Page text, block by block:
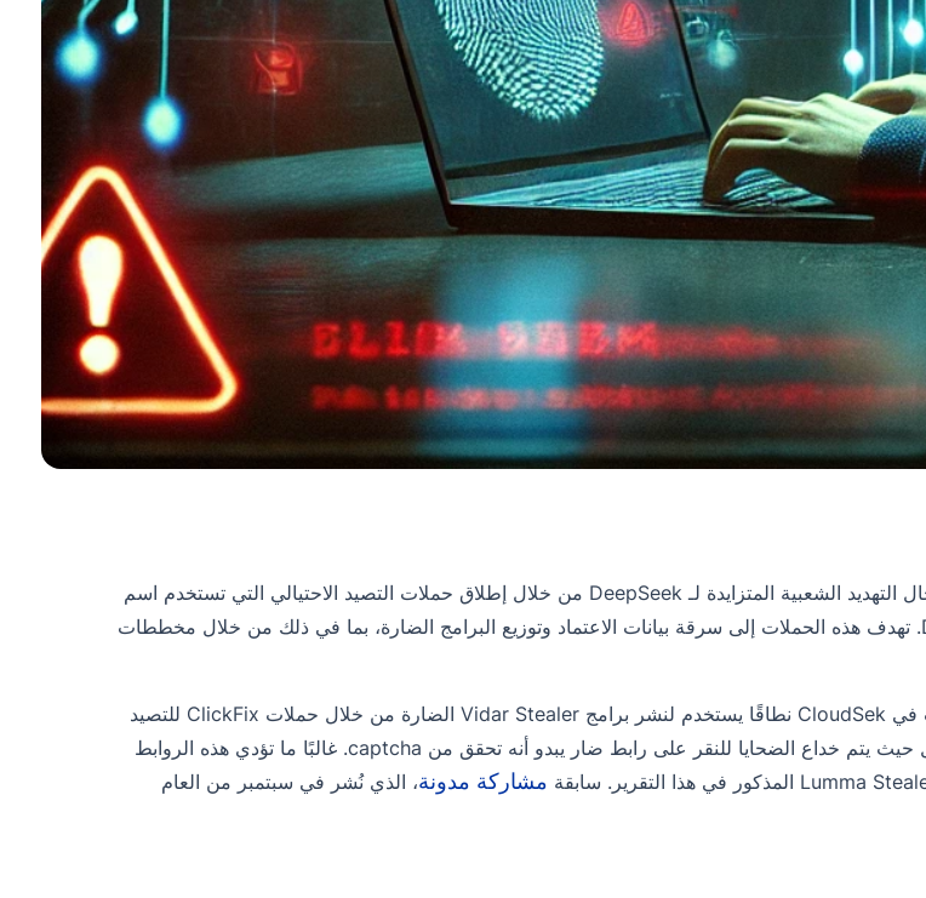
تستغل الجهات الفاعلة في مجال التهديد الشعبية المتزايدة لـ DeepSeek من خلال إطلاق حملات التصيد الاحتيالي التي تستخدم اسم
العلامة التجارية لـ DeepSeek. تهدف هذه الحملات إلى سرقة بيانات الاعتماد وتوزيع البرامج الضارة، بما في ذلك من خلال مخططات
اكتشف فريق أبحاث التهديدات في CloudSek نطاقًا يستخدم لنشر برامج Vidar Stealer الضارة من خلال حملات ClickFix للتصيد
الاحتيالي، وهو نوع من الاحتيال حيث يتم خداع الضحايا للنقر على رابط ضار يبدو أنه تحقق من captcha. غالبًا ما تؤدي هذه الروابط
مشاركة مدونة، الذي نُشر في سبتمبر من العام